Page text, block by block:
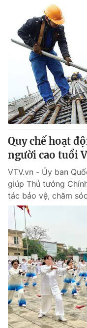
Quy chế hoạt
người cao tuổi
VTV.vn - Ủy ban
giúp Thủ tướng
tác bảo vệ, chăm